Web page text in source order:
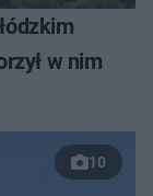
w nim
10